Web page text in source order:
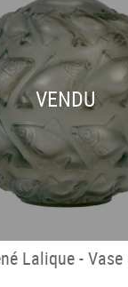
VENDU
Lalique - Vase